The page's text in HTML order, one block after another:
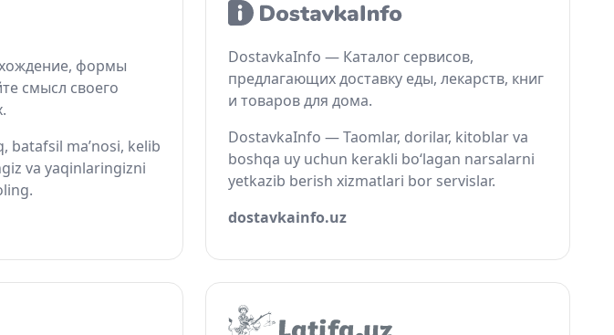
формы
смысл своего
batafsil ma’nosi, kelib
va yaqinlaringizni
DostavkaInfo — Каталог сервисов,
предлагающих доставку еды, лекарств, книг
и товаров для дома.
DostavkaInfo — Taomlar, dorilar, kitoblar va
boshqa uy uchun kerakli bo‘lagan narsalarni
yetkazib berish xizmatlari bor servislar.
dostavkainfo.uz